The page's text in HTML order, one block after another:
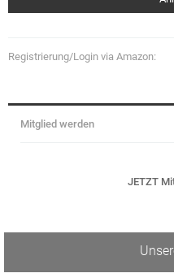
Registrierung/Login via Amazon:
Mitglied werden
JETZT